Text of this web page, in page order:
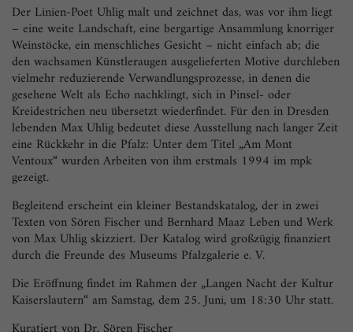
Der Linien-Poet Uhlig malt und zeichnet das, was vor ihm liegt
– eine weite Landschaft, eine bergartige Ansammlung knorriger
Weinstöcke, ein menschliches Gesicht – nicht einfach ab; die
den wachsamen Künstleraugen ausgelieferten Motive durchleben
vielmehr reduzierende Verwandlungsprozesse, in denen die
gesehene Welt als Echo nachklingt, sich in Pinsel- oder
Kreidestrichen neu übersetzt wiederfindet. Für den in Dresden
lebenden Max Uhlig bedeutet diese Ausstellung nach langer Zeit
eine Rückkehr in die Pfalz: Unter dem Titel „Am Mont
Ventoux“ wurden Arbeiten von ihm erstmals 1994 im mpk
gezeigt.
Begleitend erscheint ein kleiner Bestandskatalog, der in zwei
Texten von Sören Fischer und Bernhard Maaz Leben und Werk
von Max Uhlig skizziert. Der Katalog wird großzügig finanziert
durch die Freunde des Museums Pfalzgalerie e. V.
Die Eröffnung findet im Rahmen der „Langen Nacht der Kultur
Kaiserslautern“ am Samstag, dem 25. Juni, um 18:30 Uhr statt.